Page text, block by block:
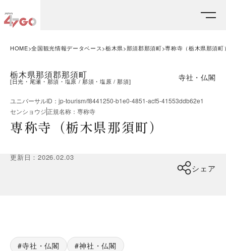
HOME 全国観光情報データベース 栃木県 那須郡那須町 専称寺（栃木県那須町
栃木県那須郡那須町
[日光・尾瀬・那須・塩原 那須・塩原 那須] 寺社・仏閣
ユニバーサルID ： jp-tourism/f8441250-b1e0-4851-acf5-41553ddb62e1
センショウジ正規名称 ： 専称寺
専称寺（栃木県那須町）
更新日 ：2026.02.03
シェア
寺社・仏閣 神社・仏閣